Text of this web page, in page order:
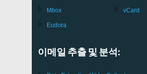
Mbox
Eudora
vCard
이메일 추출 및 분석: